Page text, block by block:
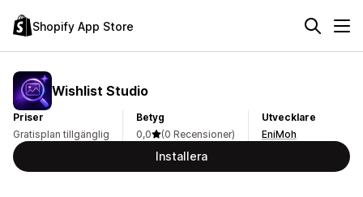
Shopify App Store
Wishlist Studio
Priser
Gratisplan tillgänglig
Betyg
0,0
(0 Recensioner)
Utvecklare
EniMoh
Installera